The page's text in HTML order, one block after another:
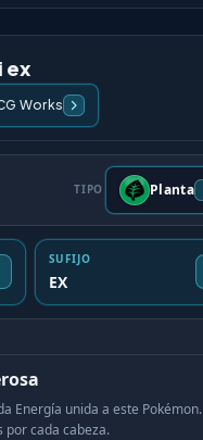
ex
Works
TIPO Planta
SUFIJO
EX
Energía unida a este Pokémon.
por cada cabeza.